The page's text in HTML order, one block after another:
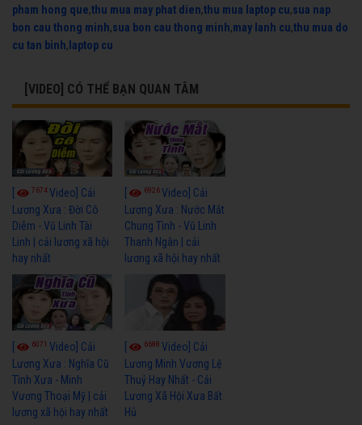
pham hong que,thu mua may phat dien,thu mua laptop cu,sua nap
bon cau thong minh,sua bon cau thong minh,may lanh cu,thu mua do
cu tan binh, laptop cu
[VIDEO] CÓ THỂ BẠN QUAN TÂM
7674Video] Cải
Lương Xưa : Đời Cô
Diễm - Vũ Linh Tài
Linh | cải lương xã hội
hay nhất
6926Video] Cải
Lương Xưa : Nước Mắt
Chung Tình - Vũ Linh
Thanh Ngân | cải
lương xã hội hay nhất
6071 Video] Cải
Lương Xưa : Nghĩa Cũ
Tình Xưa - Minh
Vương Thoại Mỹ | cải
lương xã hội hay nhất
6688Video] Cải
Lương Minh Vương Lệ
Thuỷ Hay Nhất - Cải
Lương Xã Hội Xưa Bất
Hủ